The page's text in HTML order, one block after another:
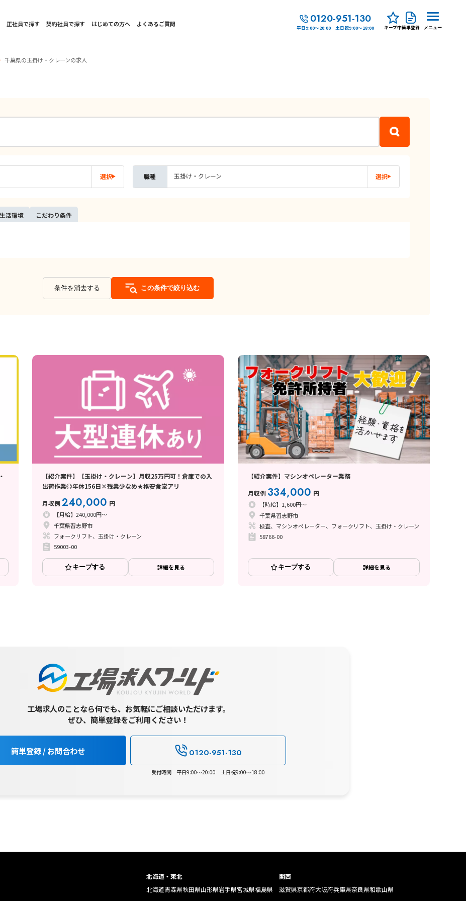
正社員で探す 契約社員で探す はじめての方へ よくあるご質問 0120-951-130
平日9:00～20:00 土日祝9:00～18:00 キープ中簡単登録 メニュー
千葉県の玉掛け・クレーンの求人
選択 職種 玉掛け・クレーン 選択
生活環境 こだわり条件
条件を消去する この条件で絞り込む
【紹介案件】【玉掛け・クレーン】月収25万円可！倉庫での入
出荷作業◎年休156日×残業少なめ★格安食堂アリ
月収例240,000 円
【月給】240,000円～
千葉県習志野市
フォークリフト、玉掛け・クレーン
59003-00
キープする 詳細を見る
【紹介案件】マシンオペレーター業務
月収例 334,000 円
【時給】1,600円～
千葉県習志野市
検査、マシンオペレーター、フォークリフト、玉掛け・クレーン
58766-00
キープする 詳細を見る
工場求人のことなら何でも、お気軽にご相談いただけます。
ぜひ、簡単登録をご利用ください！
簡単登録 / お問合わせ 0120-951-130
受付時間 平日9:00～20:00 土日祝9:00～18:00
北海道・東北
北海道青森県秋田県山形県岩手県宮城県福島県
関西
滋賀県京都府大阪府兵庫県奈良県和歌山県